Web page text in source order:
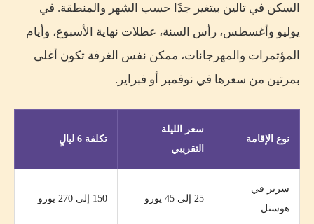
السكن في تالين بيتغير جدًا حسب الشهر والمنطقة. في
يوليو وأغسطس، رأس السنة، عطلات نهاية الأسبوع، وأيام
المؤتمرات والمهرجانات، ممكن نفس الغرفة تكون أغلى
بمرتين من سعرها في نوفمبر أو فبراير.
نوع الإقامة
سعر الليلة
التقريبي
تكلفة 6 ليالٍ
سرير في
هوستل
25 إلى 45 يورو 150 إلى 270 يورو